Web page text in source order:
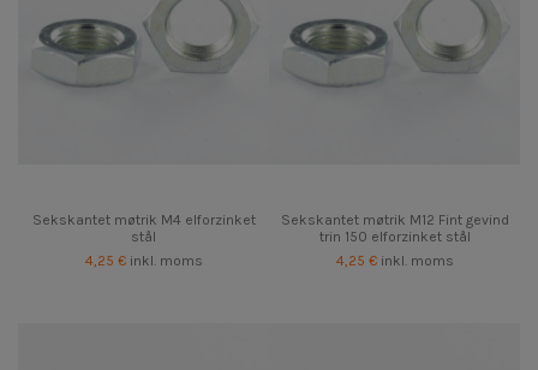
Sekskantet møtrik M4 elforzinket
stål
4,25 € inkl. moms
Sekskantet møtrik M12 Fint gevind
trin 150 elforzinket stål
4,25 € inkl. moms